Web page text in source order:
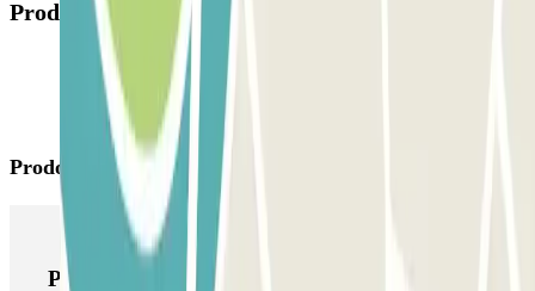
Prodotti disponibili
Prodotti di Parclick
Prodotti di Parclick